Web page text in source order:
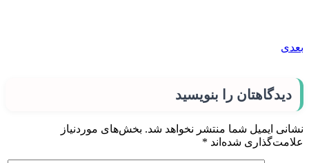
بعدی
دیدگاهتان را بنویسید
نشانی ایمیل شما منتشر نخواهد شد. بخش‌های موردنیاز
علامت‌گذاری شده‌اند *